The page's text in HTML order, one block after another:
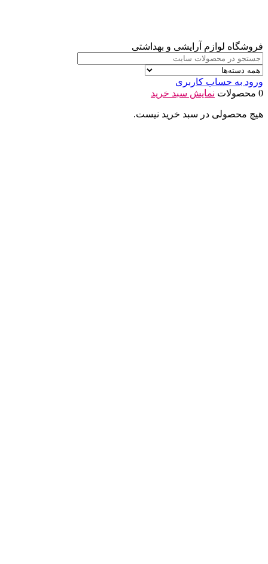
فروشگاه لوازم آرایشی و بهداشتی
ورود به حساب کاربری
0 محصولات
نمایش سبد خرید
هیچ محصولی در سبد خرید نیست.